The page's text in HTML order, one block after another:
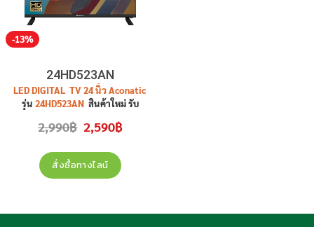
-13%
24HD523AN
LED DIGITAL TV 24 นิ้ว Aconatic
รุ่น 24HD523AN สินค้าใหม่ รับ
2,990฿ Original
price
2,990฿.
2,590฿Current
price
สั่งซื้อทางไลน์